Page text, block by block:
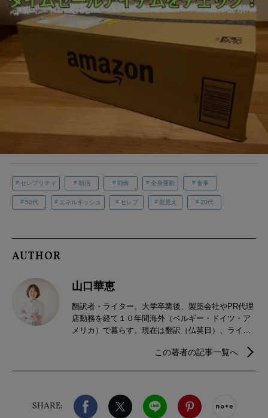
セレブリティ 朝活 朝食 全身運動 食事
50代 エネルギッシュ セレブ 若見え 20代
AUTHOR
山口華恵
翻訳者・ライター。大学卒業後、製薬会社やPR代理
店勤務を経て１０年間海外（ベルギー・ドイツ・ア
メリカ）で暮らす。現在は翻訳（仏英日）、ライフ
るなど、フリーランスとして活動。趣味はヨガとイ
この著者の記事一覧へ
SHARE:
Facebook X（旧twitter）
LINE